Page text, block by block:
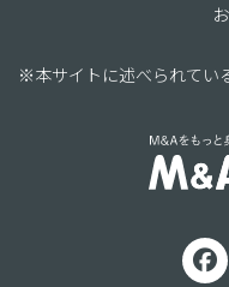
※本サイトに述べられてい